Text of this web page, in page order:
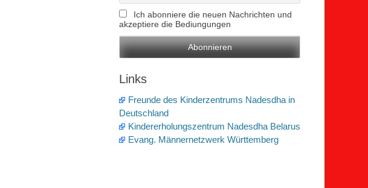
Ich abonniere die neuen Nachrichten und
akzeptiere die Bediungungen
Links
Freunde des Kinderzentrums Nadesdha in
Deutschland
Kindererholungszentrum Nadesdha Belarus
Evang. Männernetzwerk Württemberg